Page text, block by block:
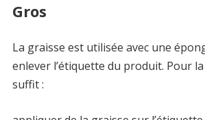
Gros
La graisse est utilisée avec une
enlever l’étiquette du produit. Pour
suffit :